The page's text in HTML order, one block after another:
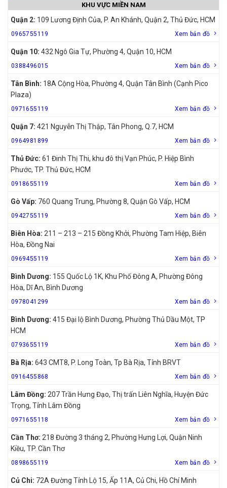
KHU VỰC MIỀN NAM
Quận 2: 109 Lương Định Của, P. An Khánh, Quận 2, Thủ Đức, HCM
0965755119 Xem bản đồ
Quận 10: 432 Ngô Gia Tự, Phường 4, Quận 10, HCM
0388496015 Xem bản đồ
Tân Bình: 18A Cộng Hòa, Phường 4, Quận Tân Bình (Cạnh Pico
Plaza)
0971655119 Xem bản đồ
Quận 7: 421 Nguyễn Thị Thập, Tân Phong, Q.7, HCM
0964981899 Xem bản đồ
Thủ Đức: 61 Đinh Thị Thi, khu đô thị Vạn Phúc, P. Hiệp Bình
Phước, TP. Thủ Đức, HCM
0918655119 Xem bản đồ
Gò Vấp: 760 Quang Trung, Phường 8, Quận Gò Vấp, HCM
0942755119 Xem bản đồ
Biên Hòa: 211 – 213 – 215 Đồng Khởi, Phường Tam Hiệp, Biên
Hòa, Đồng Nai
0969455119 Xem bản đồ
Bình Dương: 155 Quốc Lộ 1K, Khu Phố Đông A, Phường Đông
Hòa, Dĩ An, Bình Dương
0978041299 Xem bản đồ
Bình Dương: 415 Đại lộ Bình Dương, Phường Thủ Dầu Một, TP
HCM
0793655119 Xem bản đồ
Bà Rịa: 643 CMT8, P. Long Toàn, Tp Bà Rịa, Tỉnh BRVT
0916455868 Xem bản đồ
Lâm Đồng: 207 Trần Hưng Đạo, Thị trấn Liên Nghĩa, Huyện Đức
Trọng, Tỉnh Lâm Đồng
0971655118 Xem bản đồ
Cần Thơ: 218 Đường 3 tháng 2, Phường Hưng Lợi, Quận Ninh
Kiều, TP. Cần Thơ
0898655119 Xem bản đồ
Củ Chi: 72A Đường Tỉnh Lộ 15, Ấp 11A, Củ Chi, Hồ Chí Minh